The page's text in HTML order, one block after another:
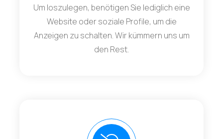
Um loszulegen, benötigen Sie lediglich eine
Website oder soziale Profile, um die
Anzeigen zu schalten. Wir kümmern uns um
den Rest.